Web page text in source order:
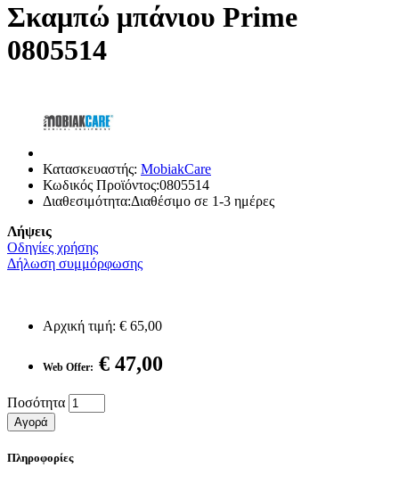
Σκαμπώ μπάνιου Prime
0805514
Κατασκευαστής: MobiakCare
Κωδικός Προϊόντος:0805514
Διαθεσιμότητα:Διαθέσιμο σε 1-3 ημέρες
Λήψεις
Οδηγίες χρήσης
Δήλωση συμμόρφωσης
Αρχική τιμή: € 65,00
Web Offer: € 47,00
Ποσότητα
Αγορά
Πληροφορίες